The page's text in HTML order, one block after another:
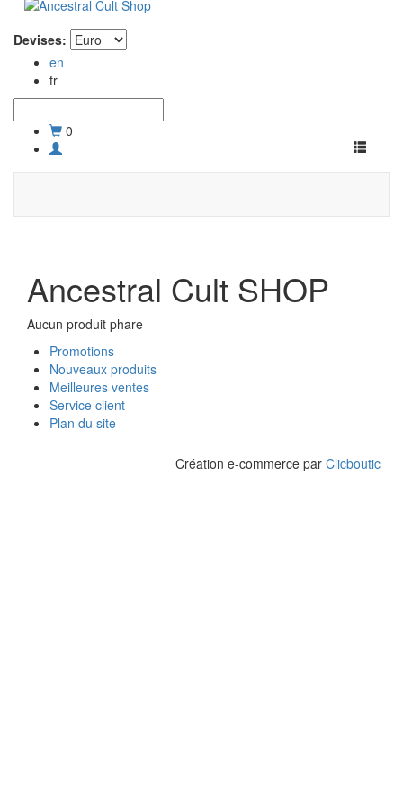
Devises:
en
fr
0
Toggle
Ancestral Cult SHOP
Aucun produit phare
Promotions
Nouveaux produits
Meilleures ventes
Service client
Plan du site
Création e-commerce par Clicboutic